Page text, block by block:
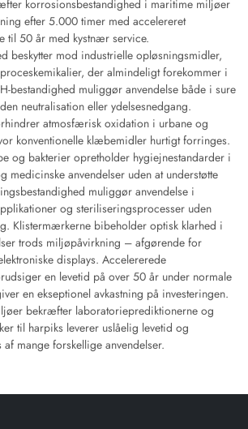
korrosionsbestandighed i maritime miljøer
efter 5.000 timer med accelereret
til 50 år med kystnær service.
beskytter mod industrielle opløsningsmidler,
der almindeligt forekommer i
bestandighed muliggør anvendelse både i sure
neutralisation eller ydelsesnedgang.
atmosfærisk oxidation i urbane og
konventionelle klæbemidler hurtigt forringes.
og bakterier opretholder hygiejnestandarder i
medicinske anvendelser uden at understøtte
muliggør anvendelse i
og steriliseringsprocesser uden
Klistermærkerne bibeholder optisk klarhed i
trods miljøpåvirkning – afgørende for
displays. Accelererede
en levetid på over 50 år under normale
en ekseptionel avkastning på investeringen.
bekræfter laboratorieprediktionerne og
til harpiks leverer uslåelig levetid og
mange forskellige anvendelser.